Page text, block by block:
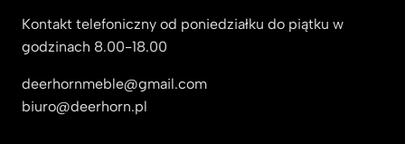
Kontakt telefoniczny od poniedziałku do piątku w
godzinach 8.00-18.00
deerhornmeble@gmail.com
biuro@deerhorn.pl